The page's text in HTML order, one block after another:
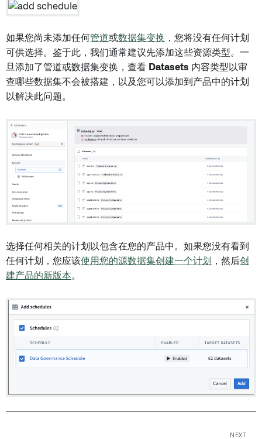
如果您尚未添加任何管道或数据集变换 ，您将没有任何计划
可供选择。鉴于此，我们通常建议先添加这些资源类型。一
旦添加了管道或数据集变换，查看 Datasets 内容类型以审
查哪些数据集不会被搭建，以及您可以添加到产品中的计划
以解决此问题。
选择任何相关的计划以包含在您的产品中。如果您没有看到
任何计划，您应该使用您的源数据集创建一个计划 ，然后创
建产品的新版本。
NEXT